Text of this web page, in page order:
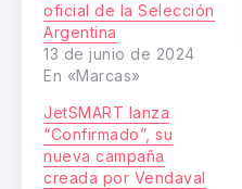
oficial de la Selección
Argentina
13 de junio de 2024
En «Marcas»
JetSMART lanza
“Confirmado”, su
nueva campaña
creada por Vendaval